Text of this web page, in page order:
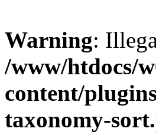
Warning:
/www/htdocs/
content/
taxonomy-